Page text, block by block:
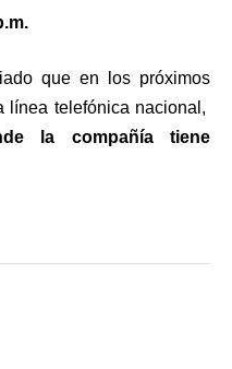
que en los próximos
línea telefónica nacional,
la compañía tiene